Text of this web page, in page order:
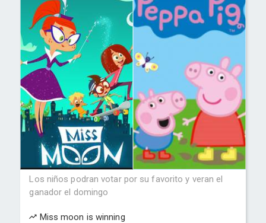
Los niños podran votar por su favorito y veran el
ganador el domingo
Miss moon is winning